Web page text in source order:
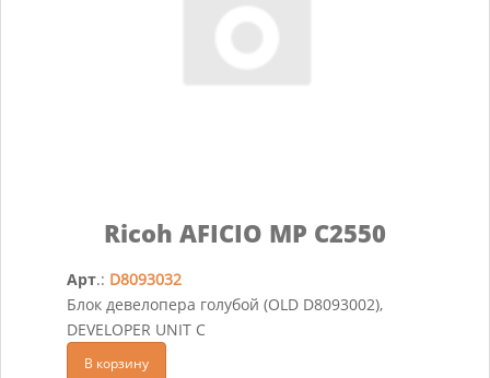
Ricoh AFICIO MP C2550
Арт.: D8093032
Блок девелопера голубой (OLD D8093002),
DEVELOPER UNIT C
В корзину